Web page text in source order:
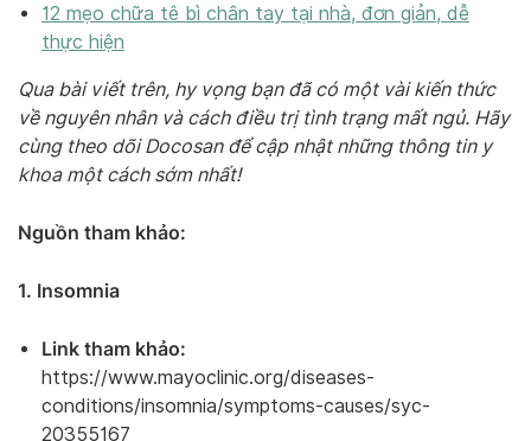
12 mẹo chữa tê bì chân tay tại nhà, đơn giản, dễ
thực hiện
Qua bài viết trên, hy vọng bạn đã có một vài kiến thức
về nguyên nhân và cách điều trị tình trạng mất ngủ. Hãy
cùng theo dõi Docosan để cập nhật những thông tin y
khoa một cách sớm nhất!
Nguồn tham khảo:
1. Insomnia
Link tham khảo:
https://www.mayoclinic.org/diseases-
conditions/insomnia/symptoms-causes/syc-
20355167